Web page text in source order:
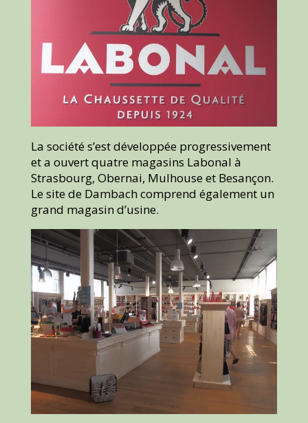
La société s’est développée progressivement
et a ouvert quatre magasins Labonal à
Strasbourg, Obernai, Mulhouse et Besançon.
Le site de Dambach comprend également un
grand magasin d’usine.